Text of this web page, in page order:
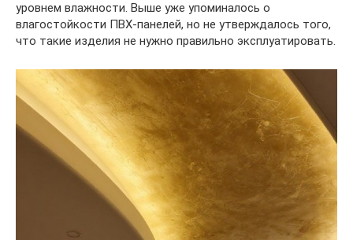
уровнем влажности. Выше уже упоминалось о
влагостойкости ПВХ-панелей, но не утверждалось того,
что такие изделия не нужно правильно эксплуатировать.